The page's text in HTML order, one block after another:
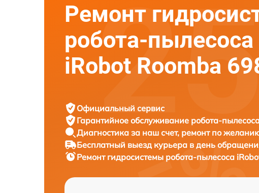
Ремонт
робота-пылесоса
iRobot Roomba
Официальный сервис
Гарантийное обслуживание робота-
Диагностика за наш счет, ремонт по
Бесплатный выезд курьера в день
Ремонт гидросистемы робота-пылесоса